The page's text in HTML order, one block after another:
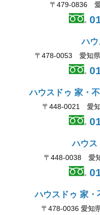
〒479-0836
ハ
〒478-0053 愛知県
ハウスドゥ 家・
〒448-0021 愛
ハウス
〒448-0038 愛
ハウスドゥ 家
〒478-0036 愛知